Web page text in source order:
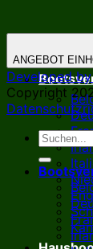
ANGEBOT
Developed
Copyright